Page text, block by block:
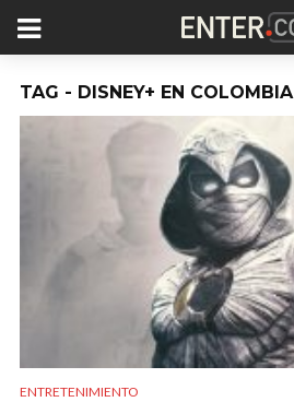
TAG - DISNEY+ EN COLOMBIA
ENTRETENIMIENTO